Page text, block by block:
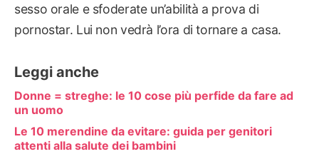
sesso orale e sfoderate un’abilità a prova di
pornostar. Lui non vedrà l’ora di tornare a casa.
Leggi anche
Donne = streghe: le 10 cose più perfide da fare ad
un uomo
Le 10 merendine da evitare: guida per genitori
attenti alla salute dei bambini